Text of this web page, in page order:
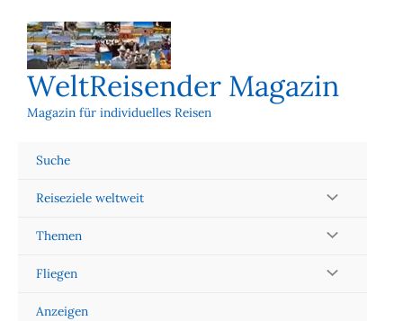
Inhalt
springen
WeltReisender Magazin
Magazin für individuelles Reisen
Suche
Reiseziele weltweit
Themen
Fliegen
Anzeigen